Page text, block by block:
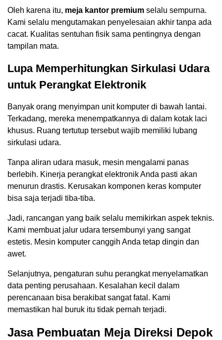
Oleh karena itu, meja kantor premium selalu sempurna.
Kami selalu mengutamakan penyelesaian akhir tanpa ada
cacat. Kualitas sentuhan fisik sama pentingnya dengan
tampilan mata.
Lupa Memperhitungkan Sirkulasi Udara
untuk Perangkat Elektronik
Banyak orang menyimpan unit komputer di bawah lantai.
Terkadang, mereka menempatkannya di dalam kotak laci
khusus. Ruang tertutup tersebut wajib memiliki lubang
sirkulasi udara.
Tanpa aliran udara masuk, mesin mengalami panas
berlebih. Kinerja perangkat elektronik Anda pasti akan
menurun drastis. Kerusakan komponen keras komputer
bisa saja terjadi tiba-tiba.
Jadi, rancangan yang baik selalu memikirkan aspek teknis.
Kami membuat jalur udara tersembunyi yang sangat
estetis. Mesin komputer canggih Anda tetap dingin dan
awet.
Selanjutnya, pengaturan suhu perangkat menyelamatkan
data penting perusahaan. Kesalahan kecil dalam
perencanaan bisa berakibat sangat fatal. Kami
memastikan hal buruk itu tidak pernah terjadi.
Jasa Pembuatan Meja Direksi Depok